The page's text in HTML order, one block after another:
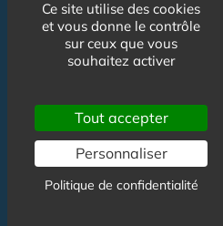
Actu Marché
Habitat Groupé Senior
Ce site utilise des cookies
et vous donne le contrôle
sur ceux que vous
souhaitez activer
Tout accepter
Personnaliser
Politique de confidentialité